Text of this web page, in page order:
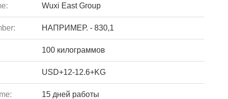
Wuxi East Group
НАПРИМЕР. - 830,1
100 килограммов
USD+12-12.6+KG
15 дней работы